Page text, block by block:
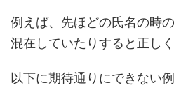
例えば、先ほどの氏名の時
混在していたりすると正し
以下に期待通りにできない